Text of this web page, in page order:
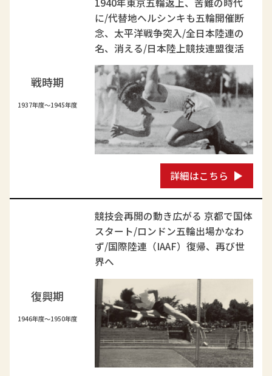
戦時期
1937年度～1945年度
に/代替地ヘルシンキも五輪開催断
念、太平洋戦争突入/全日本陸連の
名、消える/日本陸上競技連盟復活
詳細はこちら
復興期
1946年度～1950年度
競技会再開の動き広がる 京都で国体
スタート/ロンドン五輪出場かなわ
ず/国際陸連（IAAF）復帰、再び世
界へ